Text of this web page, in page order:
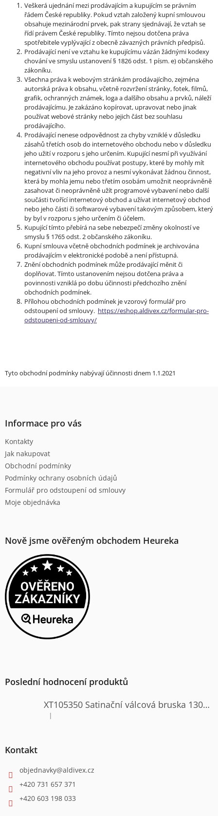
Veškerá ujednání mezi prodávajícím a kupujícím se právním
řádem České republiky. Pokud vztah založený kupní smlouvou
obsahuje mezinárodní prvek, pak stranysjednávají, že vztah se
řídí právem České republiky. Tímto nejsou dotčena práva
spotřebitele vyplývající z obecně závazných právních předpisů.
Prodávající není ve vztahu ke kupujícímu vázán žádnými kodexy
chování ve smyslu ustanovení § 1826 odst. 1 písm. e) občanského
zákoníku.
Všechna práva k webovým stránkám prodávajícího, zejména
autorská práva k obsahu, včetně rozvržení stránky, fotek, filmů,
grafik, ochranných známek, loga a dalšího obsahu a prvků, náleží
prodávajícímu. Je zakázáno kopírovat, upravovat nebo jinak
používat webové stránky nebo jejich část bez souhlasu
prodávajícího.
Prodávající nenese odpovědnost za chyby vzniklé v důsledku
zásahů třetích osob do internetového obchodu nebo v důsledku
jeho užití v rozporu s jeho určením. Kupující nesmí při využívání
internetového obchodu používat postupy, které by mohly mít
negativní vliv na jeho provoz a nesmí vykonávat žádnou činnost,
která by mohla jemu nebo třetím osobám umožnit neoprávněně
zasahovat či neoprávněně užít programové vybavení nebo další
součásti tvořící internetový obchod a užívat internetový obchod
nebo jeho části či softwarové vybavení takovým způsobem, který
by byl v rozporu s jeho určením či účelem.
Kupující tímto přebírá na sebe nebezpečí změny okolností ve
smyslu § 1765 odst. 2 občanského zákoníku.
Kupní smlouva včetně obchodních podmínek je archivována
prodávajícím v elektronické podobě a není přístupná.
Znění obchodních podmínek může prodávající měnit či
doplňovat. Tímto ustanovením nejsou dotčena práva a
povinnosti vzniklá po dobu účinnosti předchozího znění
obchodních podmínek.
Přílohou obchodních podmínek je vzorový formulář pro
odstoupení od smlouvy. https://eshop.aldivex.cz/formular-pro-
odstoupeni-od-smlouvy/
Tyto obchodní podmínky nabývají účinnosti dnem 1.1.2021
Informace pro vás
Kontakty
Jak nakupovat
Obchodní podmínky
Podmínky ochrany osobních údajů
Formulář pro odstoupení od smlouvy
Moje objednávka
Nově jsme ověřeným obchodem Heureka
Poslední hodnocení produktů
XT105350 Satinační válcová bruska 1300W
Hodnocení produktu je 4 z 5 hvězdiček.
|
Kontakt
objednavky@aldivex.cz
+420 731 657 371
+420 603 198 033